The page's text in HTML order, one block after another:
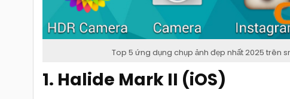
Top 5 ứng dụng chụp ảnh đẹp nhất 2025 trên
1. Halide Mark II (iOS)